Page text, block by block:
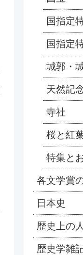
国指定
国指定
城郭・
天然記
寺社
桜と紅
特集と
各文学賞
日本史
歴史上の
歴史学雑